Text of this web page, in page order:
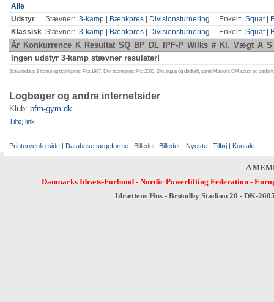
Alle
Udstyr
Stævner: 3-kamp Bænkpres Divisionsturnering Enkelt: Squat|
Klassisk Stævner: 3-kamp Bænkpres Divisionsturnering Enkelt: Squat|
År Konkurrence K Resultat SQ BP DL IPF-P Wilks # Kl. Vægt A S
Ingen udstyr 3-kamp stævner resulater!
Stævnedata: 3-kamp og bænkpres: Fra 1997. Div. bænkpres: Fra 2000. Div. squat og dødløft, samt Masters DM squat og
Logbøger og andre internetsider
Klub: pfm-gym.dk
Tilføj link
Printervenlig side | Database søgeforme | Billeder: Billeder | Nyeste | Tilføj | Kontakt
A
Danmarks Idræts-Forbund- Nordic Powerlifting Federation-
Idrættens Hus - Brøndby Stadion 20 - DK-